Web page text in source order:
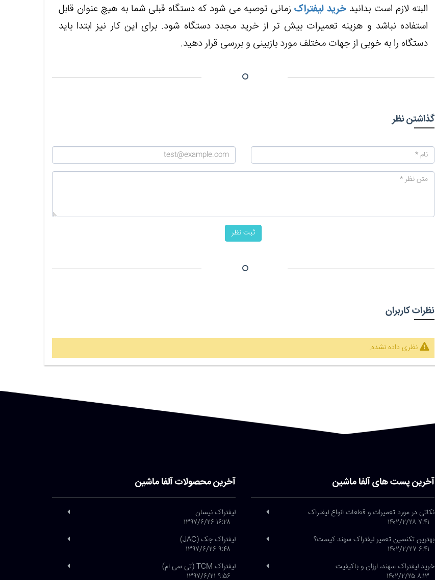
البته لازم است بدانید خرید لیفتراکزمانی توصیه می شود که دستگاه قبلی شما به هیچ عنوان قابل
استفاده نباشد و هزینه تعمیرات بیش تر از خرید مجدد دستگاه شود. برای این کار نیز ابتدا باید
دستگاه را به خوبی از جهات مختلف مورد بازبینی و بررسی قرار دهید.
گذاشتن نظر
ثبت نظر
نظرات کاربران
نظری داده نشده.
آخرین پست های آلفا ماشین
نکاتی در مورد تعمیرات و قطعات انواع لیفتراک
۷:۴۱ ۱۴۰۲/۲/۲۸
بهترین تکنسین تعمیر لیفتراک سهند کیست؟
۶:۴۱ ۱۴۰۲/۲/۲۷
خرید لیفتراک سهند، ارزان و باکیفیت
۸:۱۳ ۱۴۰۲/۲/۲۵
آخرین محصولات آلفا ماشین
لیفتراک نیسان
۱۶:۲۸ ۱۳۹۷/۶/۲۶
لیفتراک جک (JAC)
۹:۴۸ ۱۳۹۷/۶/۲۶
لیفتراک TCM (تی سی ام)
۹:۵۶ ۱۳۹۷/۶/۲۱